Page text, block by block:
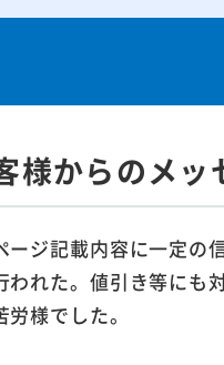
様からのメッ
ージ記載内容に一定の
われた。値引き等にも
様でした。